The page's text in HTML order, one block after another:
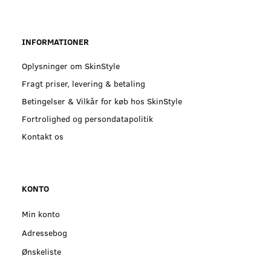
INFORMATIONER
Oplysninger om SkinStyle
Fragt priser, levering & betaling
Betingelser & Vilkår for køb hos SkinStyle
Fortrolighed og persondatapolitik
Kontakt os
KONTO
Min konto
Adressebog
Ønskeliste